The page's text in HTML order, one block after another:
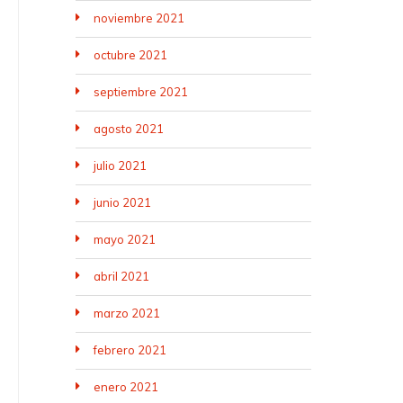
noviembre 2021
octubre 2021
septiembre 2021
agosto 2021
julio 2021
junio 2021
mayo 2021
abril 2021
marzo 2021
febrero 2021
enero 2021